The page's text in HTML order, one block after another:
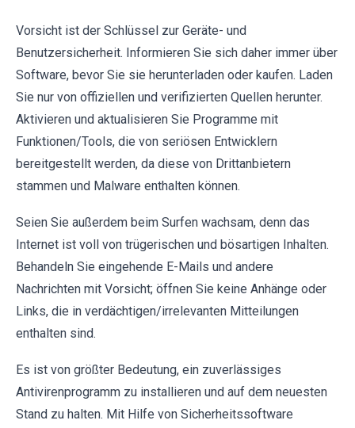
Vorsicht ist der Schlüssel zur Geräte- und
Benutzersicherheit. Informieren Sie sich daher immer über
Software, bevor Sie sie herunterladen oder kaufen. Laden
Sie nur von offiziellen und verifizierten Quellen herunter.
Aktivieren und aktualisieren Sie Programme mit
Funktionen/Tools, die von seriösen Entwicklern
bereitgestellt werden, da diese von Drittanbietern
stammen und Malware enthalten können.
Seien Sie außerdem beim Surfen wachsam, denn das
Internet ist voll von trügerischen und bösartigen Inhalten.
Behandeln Sie eingehende E-Mails und andere
Nachrichten mit Vorsicht; öffnen Sie keine Anhänge oder
Links, die in verdächtigen/irrelevanten Mitteilungen
enthalten sind.
Es ist von größter Bedeutung, ein zuverlässiges
Antivirenprogramm zu installieren und auf dem neuesten
Stand zu halten. Mit Hilfe von Sicherheitssoftware